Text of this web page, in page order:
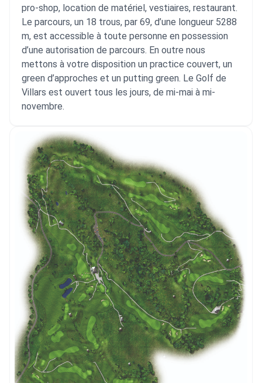
pro-shop, location de matériel, vestiaires, restaurant.
Le parcours, un 18 trous, par 69, d’une longueur 5288
m, est accessible à toute personne en possession
d’une autorisation de parcours. En outre nous
mettons à votre disposition un practice couvert, un
green d’approches et un putting green. Le Golf de
Villars est ouvert tous les jours, de mi-mai à mi-
novembre.